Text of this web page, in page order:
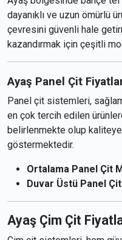
dayanıklı ve uzun ömürlü
çevresini güvenli hale
kazandırmak için çeşitli
Ayaş Panel Çit
Panel çit sistemleri,
en çok tercih edilen
belirlenmekte olup
göstermektedir.
Ortalama Panel Çit
Duvar Üstü Panel Çit
Ayaş Çim Çit